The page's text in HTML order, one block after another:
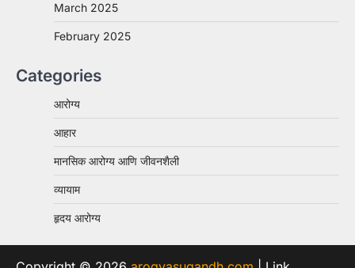
March 2025
February 2025
Categories
आरोग्य
आहार
मानसिक आरोग्य आणि जीवनशैली
व्यायाम
हृदय आरोग्य